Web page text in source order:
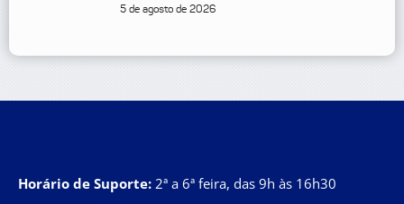
5 de agosto de 2026
Horário de Suporte: 2ª a 6ª feira, das 9h às 16h30